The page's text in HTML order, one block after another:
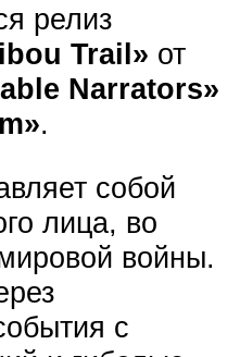
релиз
Trail» от
Narrators»
.
собой
лица, во
войны.
с